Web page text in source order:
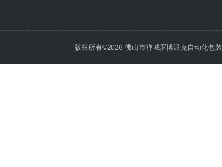
版权所有©2026 佛山市禅城罗博派克自动化